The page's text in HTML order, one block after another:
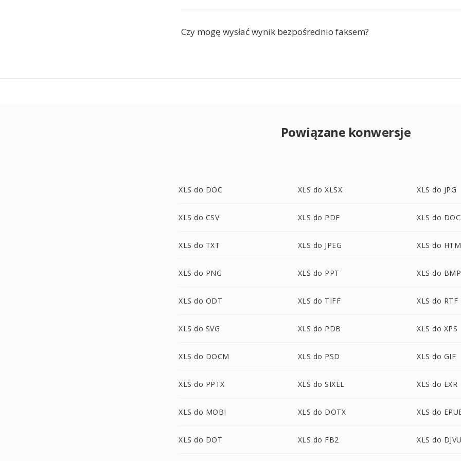
Czy mogę wysłać wynik bezpośrednio faksem?
Powiązane konwersje
XLS do DOC XLS do XLSX XLS do JPG
XLS do CSV XLS do PDF XLS do
XLS do TXT XLS do JPEG XLS do
XLS do PNG XLS do PPT XLS do BMP
XLS do ODT XLS do TIFF XLS do RTF
XLS do SVG XLS do PDB XLS do XPS
XLS do DOCM XLS do PSD XLS do GIF
XLS do PPTX XLS do SIXEL XLS do EXR
XLS do MOBI XLS do DOTX XLS do
XLS do DOT XLS do FB2 XLS do